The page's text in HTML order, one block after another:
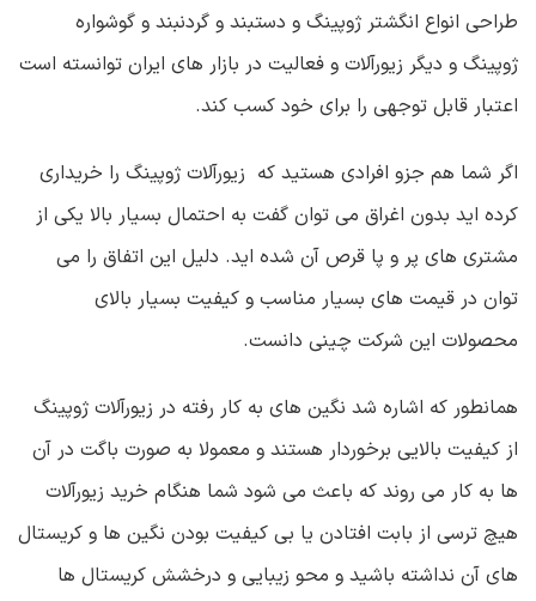
طراحی انواع انگشتر ژوپینگ و دستبند و گردنبند و گوشواره
ژوپینگ و دیگر زیورآلات و فعالیت در بازار های ایران توانسته است
اعتبار قابل توجهی را برای خود کسب کند.
اگر شما هم جزو افرادی هستید که زیورآلات ژوپینگ را خریداری
کرده اید بدون اغراق می توان گفت به احتمال بسیار بالا یکی از
مشتری های پر و پا قرص آن شده اید. دلیل این اتفاق را می
توان در قیمت های بسیار مناسب و کیفیت بسیار بالای
محصولات این شرکت چینی دانست.
همانطور که اشاره شد نگین های به کار رفته در زیورآلات ژوپینگ
از کیفیت بالایی برخوردار هستند و معمولا به صورت باگت در آن
ها به کار می روند که باعث می شود شما هنگام خرید زیورآلات
هیچ ترسی از بابت افتادن یا بی کیفیت بودن نگین ها و کریستال
های آن نداشته باشید و محو زیبایی و درخشش کریستال ها